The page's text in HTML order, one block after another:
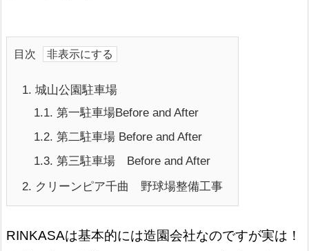
目次
1. 城山公園駐車場
1.1. 第一駐車場Before and After
1.2. 第二駐車場 Before and After
1.3. 第三駐車場 Before and After
2. クリーンピア千曲 野球場整備工事
RINKASAは基本的には造園会社なのですが実は！